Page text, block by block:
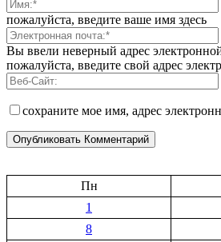
пожалуйста, введите ваше имя здесь
Вы ввели неверный адрес
пожалуйста, введите свой адрес
сохраните мое имя, адрес
Пн
1
8